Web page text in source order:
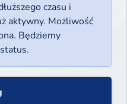
czasu i
aktywny. Możliwość
Będziemy